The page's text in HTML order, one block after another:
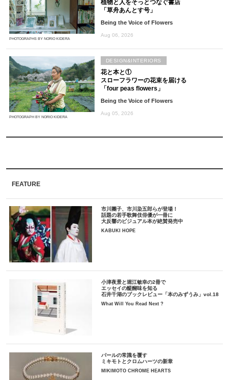
PHOTOGRAPHS BY NORIO KIDERA
植物と人をそっとつなぐ書店
「草舟あんとす号」
Being the Voice of Flowers
Aug 06, 2026
PHOTOGRAPH BY NORIO KIDERA
花と本と①
スローフラワーの花束を届ける
「four peas flowers」
Being the Voice of Flowers
Aug 05, 2026
DESIGN&INTERIORS
FEATURE
市川團子、市川染五郎らが登場！
話題の若手歌舞伎俳優が一冊に
大反響のビジュアル本が絶賛発売中
KABUKI HOPE
小津夜景と堀江敏幸の2冊で
エッセイの醍醐味を知る
石井千湖のブックレビュー「本のみずうみ」vol.18
What Will You Read Next ?
パールの常識を覆す
ミキモトとクロムハーツの新章
MIKIMOTO CHROME HEARTS